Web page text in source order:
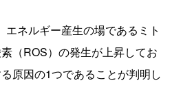
ネルギー産生の場であるミト
（ROS）の発生が上昇してお
原因の1つであることが判明し